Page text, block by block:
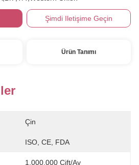
Şimdi Iletişime Geçin
Ürün Tanımı
Çin
ISO, CE, FDA
1.000.000 Çift/ay